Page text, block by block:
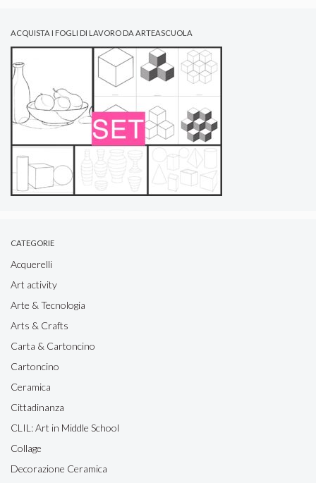
ACQUISTA I FOGLI DI LAVORO DA ARTEASCUOLA
CATEGORIE
Acquerelli
Art activity
Arte & Tecnologia
Arts & Crafts
Carta & Cartoncino
Cartoncino
Ceramica
Cittadinanza
CLIL: Art in Middle School
Collage
Decorazione Ceramica